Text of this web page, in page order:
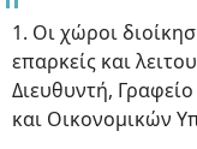
1. Οι χώροι
επαρκείς και
Διευθυντή,
και Οικονομικών